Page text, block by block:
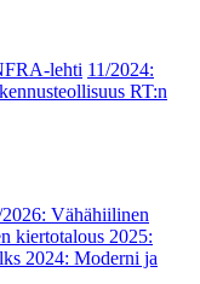
lehti 11/2024:
RT:n
Vähähiilinen
kiertotalous 2025:
2024: Moderni ja